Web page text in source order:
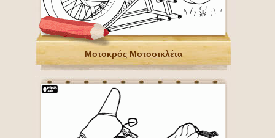
Μοτοκρός Μοτοσικλέτα